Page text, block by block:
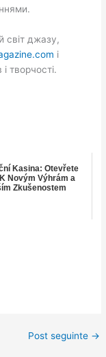
світ джазу,
і
творчості.
Kasina: Otevřete
Novým Výhrám a
Zkušenostem
Post seguinte →